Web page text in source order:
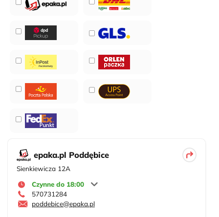
epaka.pl Poddębice
Sienkiewicza 12A
Czynne do 18:00
570731284
poddebice@epaka.pl